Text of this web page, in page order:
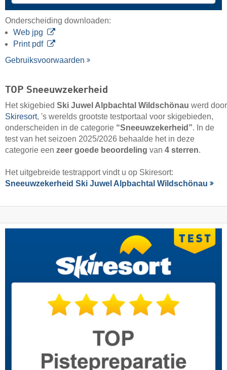
Onderscheiding downloaden:
Web jpg
Print pdf
Gebruiksvoorwaarden
TOP Sneeuwzekerheid
Het skigebied Ski Juwel Alpbachtal Wildschönau werd door
Skiresort, 's werelds grootste testportaal voor skigebieden,
onderscheiden in de categorie “Sneeuwzekerheid”. In de
test van het seizoen 2025/2026 behaalde het in deze
categorie een zeer goede beoordeling van 4 sterren.
Het uitgebreide testrapport vindt u op Skiresort:
Sneeuwzekerheid Ski Juwel Alpbachtal Wildschönau